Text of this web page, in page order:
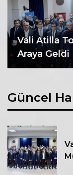
Vali Atilla
Araya Geldi
Güncel